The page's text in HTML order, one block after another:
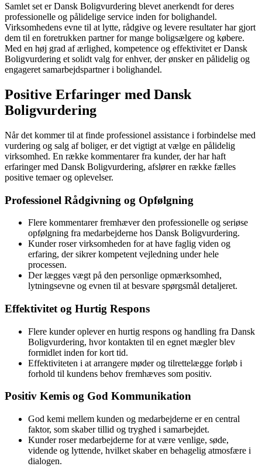
Samlet set er Dansk Boligvurdering blevet anerkendt for deres
professionelle og pålidelige service inden for bolighandel.
Virksomhedens evne til at lytte, rådgive og levere resultater har gjort
dem til en foretrukken partner for mange boligsælgere og købere.
Med en høj grad af ærlighed, kompetence og effektivitet er Dansk
Boligvurdering et solidt valg for enhver, der ønsker en pålidelig og
engageret samarbejdspartner i bolighandel.
Positive Erfaringer med Dansk
Boligvurdering
Når det kommer til at finde professionel assistance i forbindelse med
vurdering og salg af boliger, er det vigtigt at vælge en pålidelig
virksomhed. En række kommentarer fra kunder, der har haft
erfaringer med Dansk Boligvurdering, afslører en række fælles
positive temaer og oplevelser.
Professionel Rådgivning og Opfølgning
Flere kommentarer fremhæver den professionelle og seriøse
opfølgning fra medarbejderne hos Dansk Boligvurdering.
Kunder roser virksomheden for at have faglig viden og
erfaring, der sikrer kompetent vejledning under hele
processen.
Der lægges vægt på den personlige opmærksomhed,
lytningsevne og evnen til at besvare spørgsmål detaljeret.
Effektivitet og Hurtig Respons
Flere kunder oplever en hurtig respons og handling fra Dansk
Boligvurdering, hvor kontakten til en egnet mægler blev
formidlet inden for kort tid.
Effektiviteten i at arrangere møder og tilrettelægge forløb i
forhold til kundens behov fremhæves som positiv.
Positiv Kemis og God Kommunikation
God kemi mellem kunden og medarbejderne er en central
faktor, som skaber tillid og tryghed i samarbejdet.
Kunder roser medarbejderne for at være venlige, søde,
vidende og lyttende, hvilket skaber en behagelig atmosfære i
dialogen.